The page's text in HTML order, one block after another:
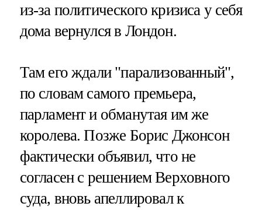
из-за политического кризиса у себя
дома вернулся в Лондон.
Там его ждали "парализованный",
по словам самого премьера,
парламент и обманутая им же
королева. Позже Борис Джонсон
фактически объявил, что не
согласен с решением Верховного
суда, вновь апеллировал к